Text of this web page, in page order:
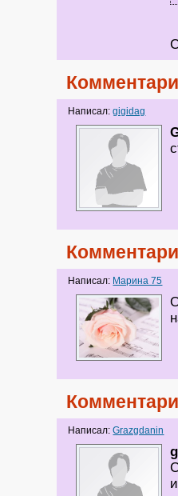
Написал:gigidag
Написал: Марина 75
Написал:Grazgdanin